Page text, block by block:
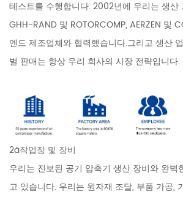
테스트를 수행합니다. 2002년에 우리는 생산
GHH-RAND 및 ROTORCOMP, AERZEN 및
엔드 제조업체와 협력했습니다.그리고 생산
벌 판매는 항상 우리 회사의 시장 전략입니다.
2ã작업장 및 장비
우리는 진보된 공기 압축기 생산 장비와 완벽
고 있습니다. 우리는 원자재 조달, 부품 가공,